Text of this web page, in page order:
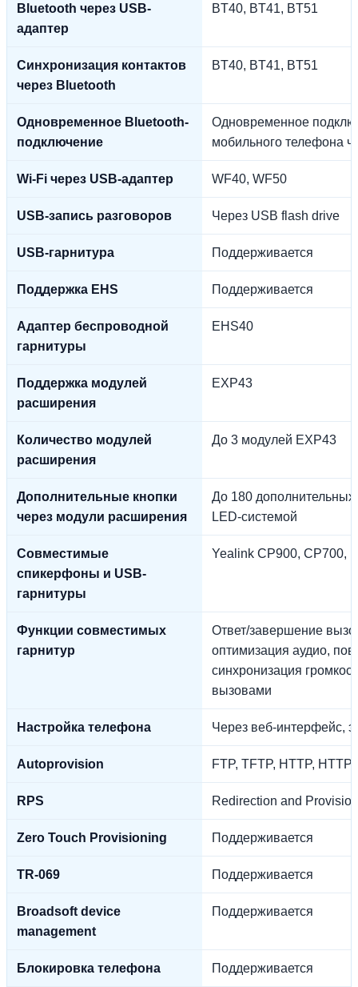
Bluetooth через USB-
адаптер
BT40, BT41, BT51
Синхронизация контактов
через Bluetooth
BT40, BT41, BT51
Одновременное Bluetooth-
подключение
Одновременное
мобильного телефона
Wi-Fi через USB-адаптер WF40, WF50
USB-запись разговоров Через USB flash drive
USB-гарнитура Поддерживается
Поддержка EHS Поддерживается
Адаптер беспроводной
гарнитуры
EHS40
Поддержка модулей
расширения
EXP43
Количество модулей
расширения
До 3 модулей EXP43
Дополнительные кнопки
через модули расширения
До 180
LED-системой
Совместимые
спикерфоны и USB-
гарнитуры
Yealink CP900, CP700,
Функции совместимых
гарнитур
Ответ/завершение
оптимизация аудио,
синхронизация
вызовами
Настройка телефона Через веб-интерфейс,
Autoprovision FTP, TFTP, HTTP,
RPS Redirection and
Zero Touch Provisioning Поддерживается
TR-069 Поддерживается
Broadsoft device
management
Поддерживается
Блокировка телефона Поддерживается